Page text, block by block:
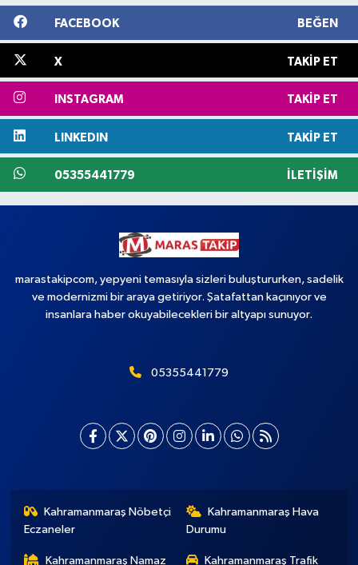
FACEBOOK BEĞEN
X TAKIP ET
INSTAGRAM TAKIP ET
LINKEDIN TAKIP ET
05355441779 İLETIŞIM
marastakipcom, yepyeni temasıyla sizleri buluştururken, sadelik
ve modernizmi bir araya getiriyor. Şatafattan kaçınıyor ve
insanlara haber okuyabilecekleri bir altyapı sunuyor.
05355441779
Kahramanmaraş Nöbetçi
Eczaneler
Kahramanmaraş Hava
Durumu
Kahramanmaraş Namaz Kahramanmaraş Trafik